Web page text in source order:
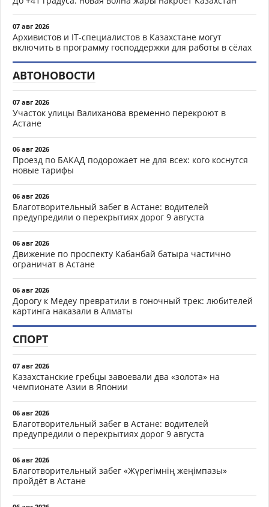
07 авг 2026
Архивистов и IT-специалистов в Казахстане могут
включить в программу господдержки для работы в сёлах
АВТОНОВОСТИ
07 авг 2026
Участок улицы Валиханова временно перекроют в
Астане
06 авг 2026
Проезд по БАКАД подорожает не для всех: кого коснутся
новые тарифы
06 авг 2026
Благотворительный забег в Астане: водителей
предупредили о перекрытиях дорог 9 августа
06 авг 2026
Движение по проспекту Кабанбай батыра частично
ограничат в Астане
06 авг 2026
Дорогу к Медеу превратили в гоночный трек: любителей
картинга наказали в Алматы
СПОРТ
07 авг 2026
Казахстанские гребцы завоевали два «золота» на
чемпионате Азии в Японии
06 авг 2026
Благотворительный забег в Астане: водителей
предупредили о перекрытиях дорог 9 августа
06 авг 2026
Благотворительный забег «Жүрегімнің жеңімпазы»
пройдёт в Астане